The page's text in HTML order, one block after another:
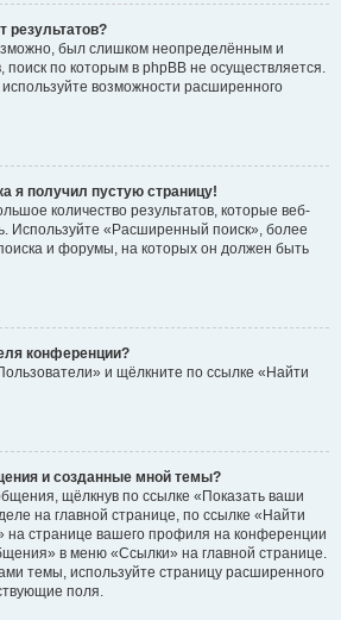
результатов?
был слишком неопределённым и
поиск по которым в phpBB не осуществляется.
возможности расширенного
я получил пустую страницу!
количество результатов, которые веб-
Используйте «Расширенный поиск», более
и форумы, на которых он должен быть
конференции?
и щёлкните по ссылке «Найти
и созданные мной темы?
щёлкнув по ссылке «Показать ваши
на главной странице, по ссылке «Найти
на странице вашего профиля на конференции
в меню «Ссылки» на главной странице.
темы, используйте страницу расширенного
поля.